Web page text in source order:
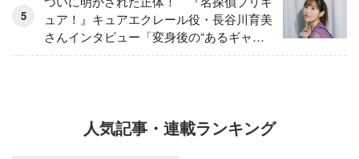
ュア！』キュアエクレール役・長谷川育美
さんインタビュー「変身後の“あるギャッ
プ”に驚きました」
人気記事・連載ランキング